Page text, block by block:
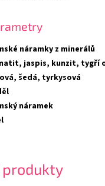
produkty
náramky z minerálů
jaspis, kunzit, tygří
šedá, tyrkysová
náramek